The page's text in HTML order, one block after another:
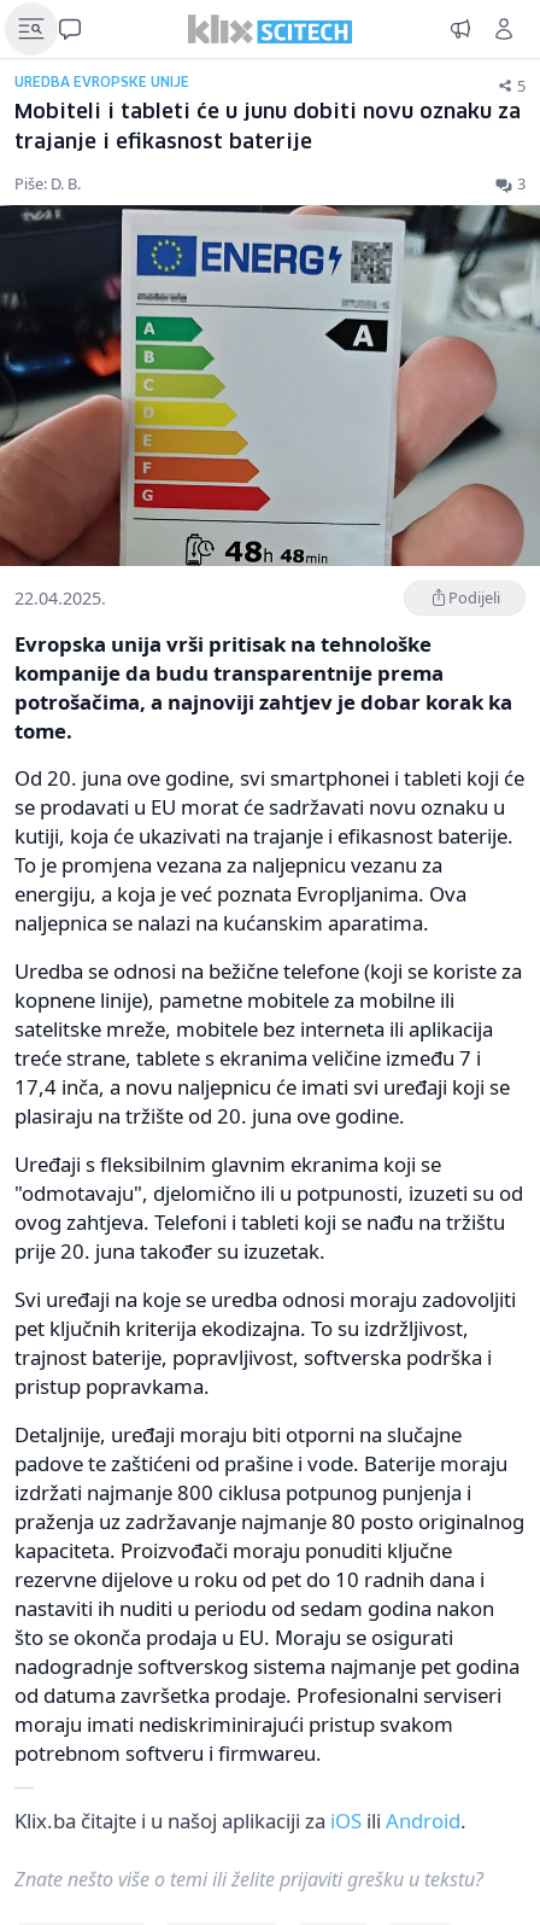
UREDBA EVROPSKE UNIJE 5
Mobiteli i tableti će u junu dobiti novu oznaku za
trajanje i efikasnost baterije
Piše: D. B. 3
22.04.2025. Podijeli
Evropska unija vrši pritisak na tehnološke
kompanije da budu transparentnije prema
potrošačima, a najnoviji zahtjev je dobar korak ka
tome.
Od 20. juna ove godine, svi smartphonei i tableti koji će
se prodavati u EU morat će sadržavati novu oznaku u
kutiji, koja će ukazivati na trajanje i efikasnost baterije.
To je promjena vezana za naljepnicu vezanu za
energiju, a koja je već poznata Evropljanima. Ova
naljepnica se nalazi na kućanskim aparatima.
Uredba se odnosi na bežične telefone (koji se koriste za
kopnene linije), pametne mobitele za mobilne ili
satelitske mreže, mobitele bez interneta ili aplikacija
treće strane, tablete s ekranima veličine između 7 i
17,4 inča, a novu naljepnicu će imati svi uređaji koji se
plasiraju na tržište od 20. juna ove godine.
Uređaji s fleksibilnim glavnim ekranima koji se
"odmotavaju", djelomično ili u potpunosti, izuzeti su od
ovog zahtjeva. Telefoni i tableti koji se nađu na tržištu
prije 20. juna također su izuzetak.
Svi uređaji na koje se uredba odnosi moraju zadovoljiti
pet ključnih kriterija ekodizajna. To su izdržljivost,
trajnost baterije, popravljivost, softverska podrška i
pristup popravkama.
Detaljnije, uređaji moraju biti otporni na slučajne
padove te zaštićeni od prašine i vode. Baterije moraju
izdržati najmanje 800 ciklusa potpunog punjenja i
praženja uz zadržavanje najmanje 80 posto originalnog
kapaciteta. Proizvođači moraju ponuditi ključne
rezervne dijelove u roku od pet do 10 radnih dana i
nastaviti ih nuditi u periodu od sedam godina nakon
što se okonča prodaja u EU. Moraju se osigurati
nadogradnje softverskog sistema najmanje pet godina
od datuma završetka prodaje. Profesionalni serviseri
moraju imati nediskriminirajući pristup svakom
potrebnom softveru i firmwareu.
Klix.ba čitajte i u našoj aplikaciji za iOS ili Android.
Znate nešto više o temi ili želite prijaviti grešku u tekstu?